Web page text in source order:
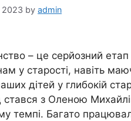
2023 by admin
– це серйозний
у старості, навіть
дітей у глибокій
стався з Оленою
темпі. Багато